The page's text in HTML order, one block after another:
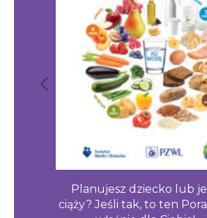
Planujesz dziecko lub
ciąży? Jeśli tak, to ten